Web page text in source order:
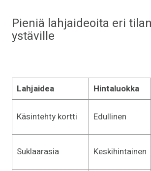
Pieniä lahjaideoita eri
ystäville
Lahjaidea Hintaluokka
Käsintehty kortti Edullinen
Suklaarasia Keskihintainen